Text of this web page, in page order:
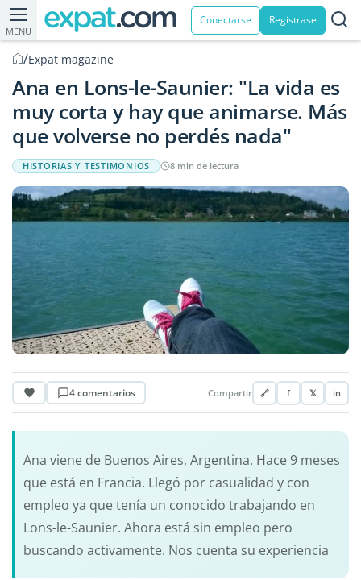
MENU
Conectarse Registrase
/Expat magazine
Ana en Lons-le-Saunier: "La vida es
muy corta y hay que animarse. Más
que volverse no perdés nada"
HISTORIAS Y TESTIMONIOS 8 min de lectura
4 comentarios Compartir 🔗 f 𝕏 in
Ana viene de Buenos Aires, Argentina. Hace 9 meses
que está en Francia. Llegó por casualidad y con
empleo ya que tenía un conocido trabajando en
Lons-le-Saunier. Ahora está sin empleo pero
buscando activamente. Nos cuenta su experiencia